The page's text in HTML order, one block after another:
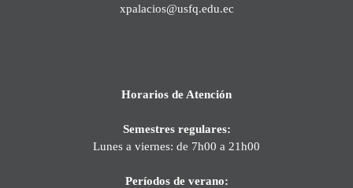
xpalacios@usfq.edu.ec
Horarios de Atención
Semestres regulares:
Lunes a viernes: de 7h00 a 21h00
Períodos de verano: